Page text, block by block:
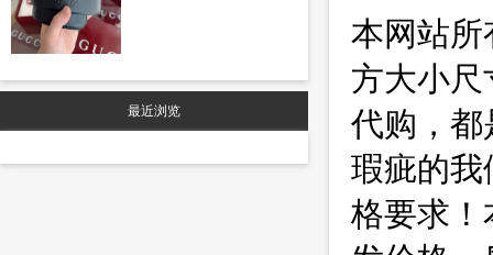
最近浏览
本网站所
方大小
代购，都
瑕疵的我
格要求！